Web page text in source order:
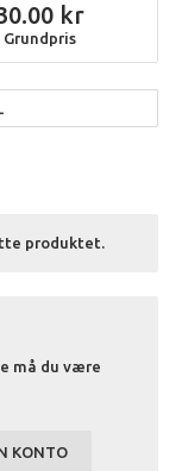
Grundpris
må du være
KONTO
produktet.